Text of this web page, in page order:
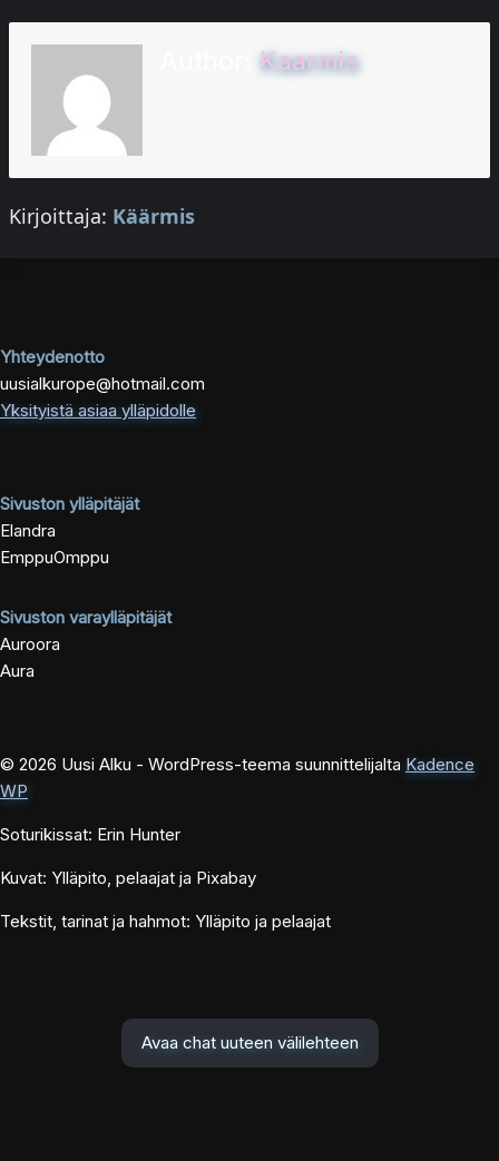
Author:Kaarmis
Kirjoittaja: Käärmis
Yhteydenotto
uusialkurope@hotmail.com
Yksityistä asiaa ylläpidolle
Sivuston ylläpitäjät
Elandra
EmppuOmppu
Sivuston varaylläpitäjät
Auroora
Aura
© 2026 Uusi Alku - WordPress-teema suunnittelijalta Kadence
WP
Soturikissat: Erin Hunter
Kuvat: Ylläpito, pelaajat ja Pixabay
Tekstit, tarinat ja hahmot: Ylläpito ja pelaajat
Avaa chat uuteen välilehteen